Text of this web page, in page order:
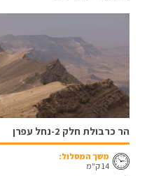
הר כרבולת חלק 2-נחל עפרן
משך המסלול:
14 ק"מ